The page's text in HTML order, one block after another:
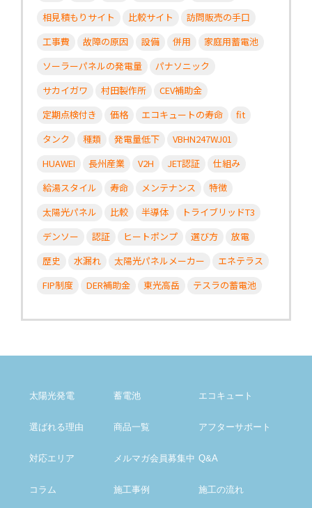
相見積もりサイト
比較サイト
訪問販売の手口
工事費
故障の原因 設備 併用
家庭用蓄電池
ソーラーパネルの発電量
パナソニック
サカイガワ
村田製作所
CEV補助金
定期点検付き
価格 エコキュートの寿命
fit
タンク
種類 発電量低下
VBHN247WJ01
HUAWEI
長州産業 V2H JET認証
仕組み
給湯スタイル
寿命 メンテナンス
特徴
太陽光パネル
比較 半導体
トライブリッドT3
デンソー
認証 ヒートポンプ 選び方
放電
歴史
水漏れ 太陽光パネルメーカー
エネテラス
FIP制度
DER補助金 東光高岳 テスラの蓄電池
太陽光発電 蓄電池 エコキュート
選ばれる理由 商品一覧 アフターサポート
対応エリア メルマガ会員募集中 Q&A
コラム 施工事例 施工の流れ